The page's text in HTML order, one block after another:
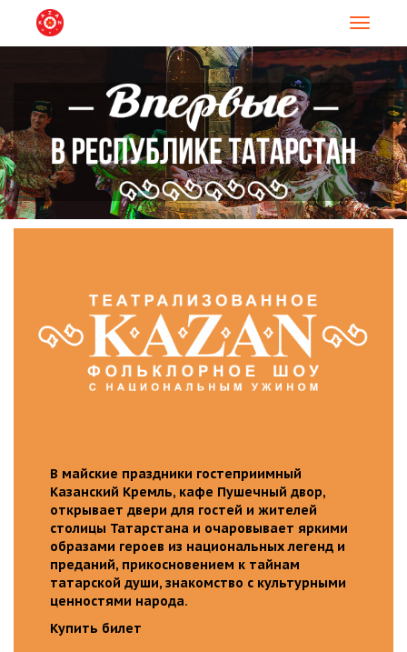
В майские праздники гостеприимный
Казанский Кремль, кафе Пушечный двор,
открывает двери для гостей и жителей
столицы Татарстана и очаровывает яркими
образами героев из национальных легенд и
преданий, прикосновением к тайнам
татарской души, знакомство с культурными
ценностями народа.
Купить билет